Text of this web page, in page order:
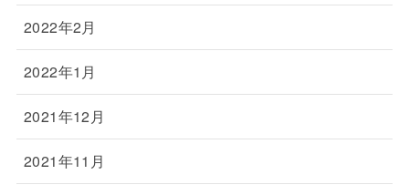
2022年2月
2022年1月
2021年12月
2021年11月